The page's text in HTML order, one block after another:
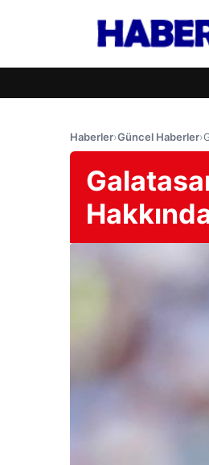
Haberler›Güncel Haberler›